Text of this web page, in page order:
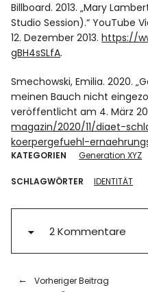
Billboard. 2013. „Mary
Studio Session).“ YouTube
12. Dezember 2013.https://
gBH4sSLfA.
Smechowski, Emilia. 2020.
meinen Bauch nicht
veröffentlicht am 4. März
magazin/2020/11/diaet-
koerpergefuehl-
KATEGORIEN Generation XYZ
SCHLAGWÖRTER IDENTITÄT
2 Kommentare
Vorheriger Beitrag